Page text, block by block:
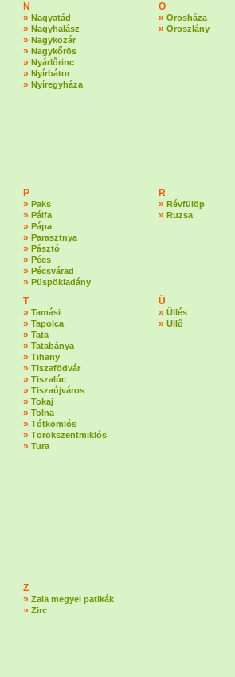
N
» Nagyatád
» Nagyhalász
» Nagykozár
» Nagykőrös
» Nyárlőrinc
» Nyírbátor
» Nyíregyháza
O
» Orosháza
» Oroszlány
P
» Paks
» Pálfa
» Pápa
» Parasztnya
» Pásztó
» Pécs
» Pécsvárad
» Püspökladány
R
» Révfülöp
» Ruzsa
T
» Tamási
» Tapolca
» Tata
» Tatabánya
» Tihany
» Tiszafödvár
» Tiszalúc
» Tiszaújváros
» Tokaj
» Tolna
» Tótkomlós
» Törökszentmiklós
» Tura
Ü
» Üllés
» Üllő
Z
» Zala megyei patikák
» Zirc